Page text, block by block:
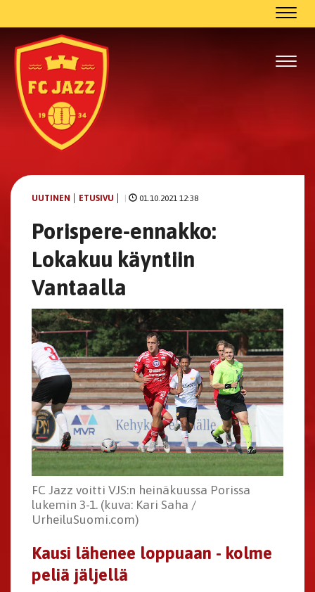
UUTINEN ETUSIVU 01.10.2021 12:38
Porispere-ennakko:
Lokakuu käyntiin
Vantaalla
FC Jazz voitti VJS:n heinäkuussa Porissa
lukemin 3-1. (kuva: Kari Saha /
UrheiluSuomi.com)
Kausi lähenee loppuaan - kolme
peliä jäljellä